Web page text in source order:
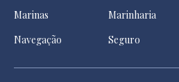
Marinas
Marinharia
Navegação
Seguro